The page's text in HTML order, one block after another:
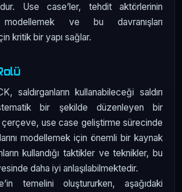
Use case’ler, tehdit aktörlerinin
modellemek ve bu davranışları
kritik bir yapı sağlar.
saldırganların kullanabileceği saldırı
bir şekilde düzenleyen bir
use case geliştirme sürecinde
modellemek için önemli bir kaynak
kullandığı taktikler ve teknikler, bu
daha iyi anlaşılabilmektedir.
temelini oluştururken, aşağıdaki